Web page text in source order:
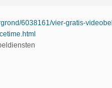
6038161/vier-gratis-